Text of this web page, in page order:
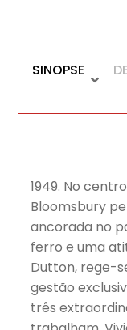
SINOPSE
1949. No
Bloomsbury
ancorada no
ferro e uma
Dutton, rege-
gestão
três